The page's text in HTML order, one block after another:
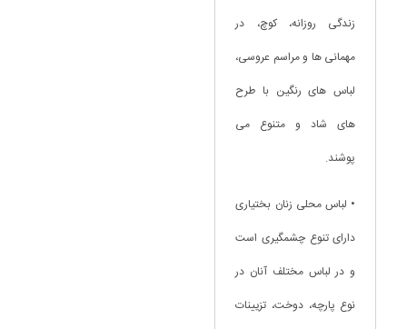
زندگی روزانه، کوچ، در
مهمانی ها و مراسم عروسی،
لباس های رنگین با طرح
های شاد و متنوع می
پوشند.
• لباس محلی زنان بختیاری
دارای تنوع چشمگیری است
و در لباس مختلف آنان در
نوع پارچه، دوخت، تزیینات